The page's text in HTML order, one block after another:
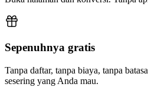
Sepenuhnya gratis
Tanpa daftar, tanpa biaya, tanpa
sesering yang Anda mau.